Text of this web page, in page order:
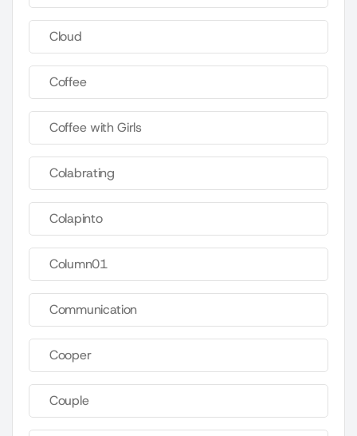
Cloud
Coffee
Coffee with Girls
Colabrating
Colapinto
Column01
Communication
Cooper
Couple